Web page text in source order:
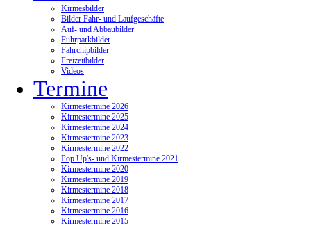
Kirmesbilder
Bilder Fahr- und Laufgeschäfte
Auf- und Abbaubilder
Fuhrparkbilder
Fahrchipbilder
Freizeitbilder
Videos
Termine
Kirmestermine 2026
Kirmestermine 2025
Kirmestermine 2024
Kirmestermine 2023
Kirmestermine 2022
Pop Up's- und Kirmestermine 2021
Kirmestermine 2020
Kirmestermine 2019
Kirmestermine 2018
Kirmestermine 2017
Kirmestermine 2016
Kirmestermine 2015